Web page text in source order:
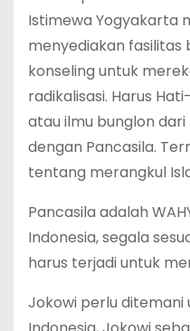
Istimewa Yogyakarta
menyediakan fasilitas
konseling untuk
radikalisasi. Harus
atau ilmu bunglon
dengan Pancasila.
tentang merangkul
Pancasila adalah
Indonesia, segala
harus terjadi untuk
Jokowi perlu